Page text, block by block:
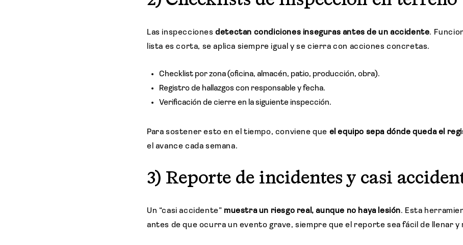
Las inspeccionesdetectan condiciones inseguras antes de un accidente.
lista es corta, se aplica siempre igual y se cierra con acciones concretas.
Checklist por zona (oficina, almacén, patio, producción, obra).
Registro de hallazgos con responsable y fecha.
Verificación de cierre en la siguiente inspección.
Para sostener esto en el tiempo, conviene que el equipo sepa dónde queda el
el avance cada semana.
3) Reporte de incidentes y casi
Un “casi accidente” muestra un riesgo real, aunque no haya lesión. Esta
antes de que ocurra un evento grave, siempre que el reporte sea fácil de llenar y